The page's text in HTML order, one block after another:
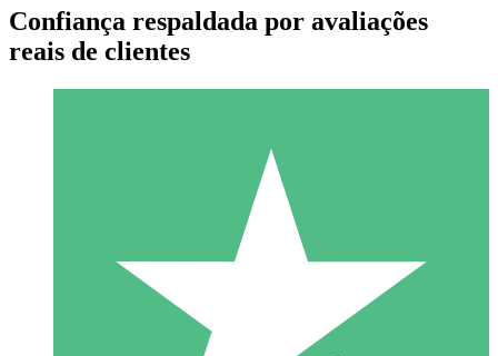
Pacotes de Créditos Individuais
Pague conforme o uso com créditos de download. Sem
Confiança respaldada por avaliações
reais de clientes